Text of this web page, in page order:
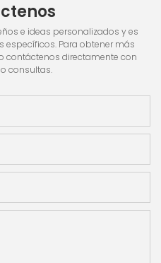
e ideas personalizados y es
específicos. Para obtener más
contáctenos directamente con
consultas.